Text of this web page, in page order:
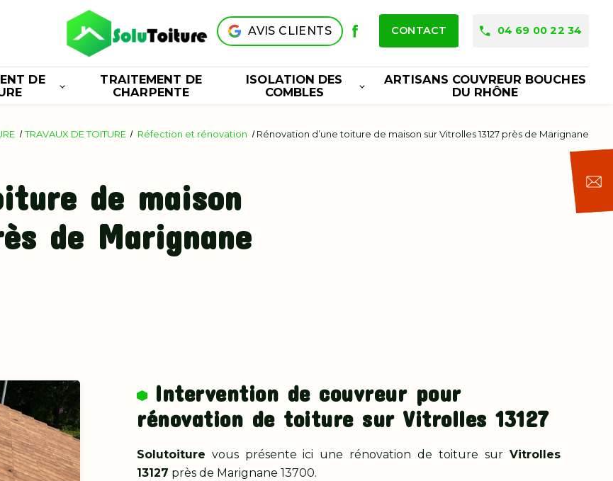
AVIS CLIENTS CONTACT 04 69 00 22 34
DE
TRAITEMENT DE
CHARPENTE
ISOLATION DES
COMBLES
ARTISANS COUVREUR BOUCHES
DU RHÔNE
TRAVAUX DE TOITURE Réfection et rénovation Rénovation d’une toiture de maison sur Vitrolles 13127 près de Marignane
de maison
de Marignane
Intervention de couvreur pour
rénovation de toiture sur Vitrolles 13127
Solutoiture vous présente ici une rénovation de toiture surVitrolles
13127 près de Marignane 13700.